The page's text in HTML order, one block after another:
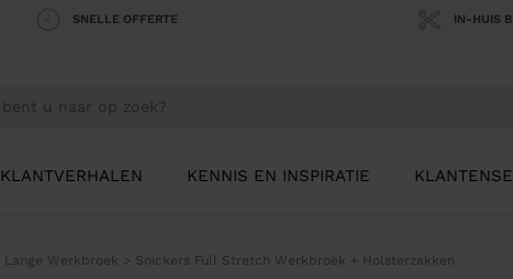
SNELLE OFFERTE IN-HUIS
KLANTVERHALEN KENNIS EN INSPIRATIE
Lange Werkbroek > Snickers Full Stretch Werkbroek + Holsterzakken